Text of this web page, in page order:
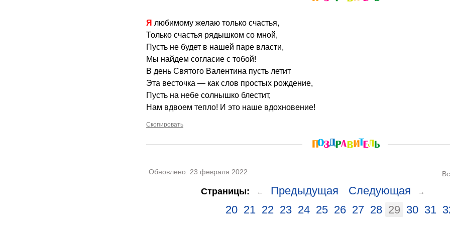
Я любимому желаю только счастья,
Только счастья рядышком со мной,
Пусть не будет в нашей паре власти,
Мы найдем согласие с тобой!
В день Святого Валентина пусть летит
Эта весточка — как слов простых рождение,
Пусть на небе солнышко блестит,
Нам вдвоем тепло! И это наше вдохновение!
Скопировать
Обновлено: 23 февраля 2022
Страницы: ← Предыдущая Следующая →
20 21 22 23 24 25 26 27 28 29 30 31